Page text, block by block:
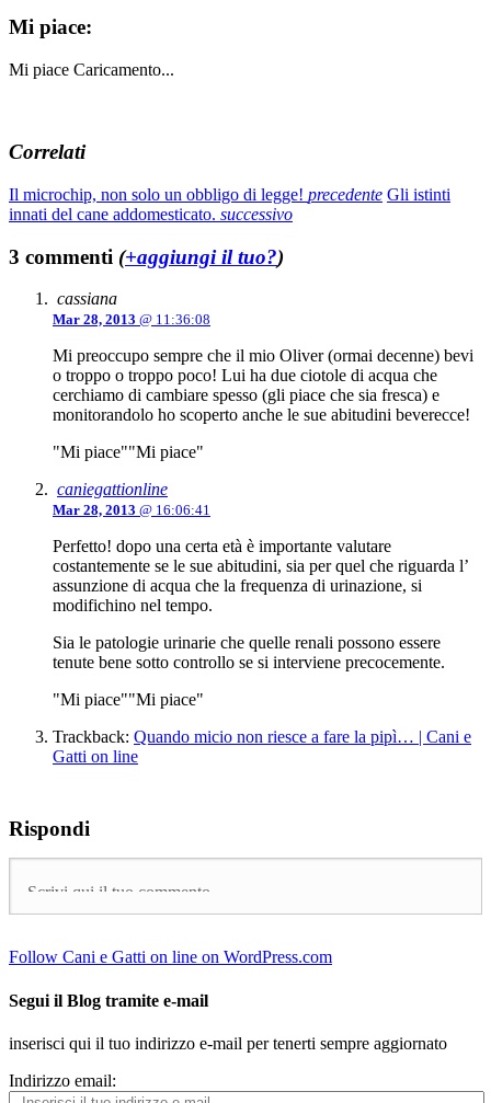
Mi piace:
Mi piace Caricamento...
Correlati
Il microchip, non solo un obbligo di legge! precedente Gli istinti
innati del cane addomesticato. successivo
3 commenti (+aggiungi il tuo?)
cassiana
Mar 28, 2013 @ 11:36:08
Mi preoccupo sempre che il mio Oliver (ormai decenne) bevi
o troppo o troppo poco! Lui ha due ciotole di acqua che
cerchiamo di cambiare spesso (gli piace che sia fresca) e
monitorandolo ho scoperto anche le sue abitudini beverecce!
"Mi piace""Mi piace"
caniegattionline
Mar 28, 2013 @ 16:06:41
Perfetto! dopo una certa età è importante valutare
costantemente se le sue abitudini, sia per quel che riguarda l’
assunzione di acqua che la frequenza di urinazione, si
modifichino nel tempo.
Sia le patologie urinarie che quelle renali possono essere
tenute bene sotto controllo se si interviene precocemente.
"Mi piace""Mi piace"
Trackback: Quando micio non riesce a fare la pipì… | Cani e
Gatti on line
Rispondi
Follow Cani e Gatti on line on WordPress.com
Segui il Blog tramite e-mail
inserisci qui il tuo indirizzo e-mail per tenerti sempre aggiornato
Indirizzo email: